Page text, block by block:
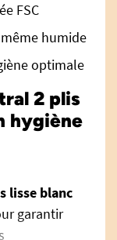
FSC
humide
optimale
2 plis
hygiène
lisse blanc
garantir